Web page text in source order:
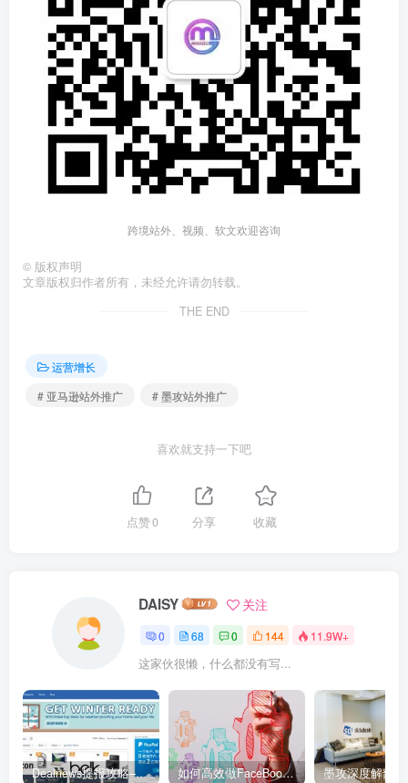
跨境站外、视频、软文欢迎咨询
© 版权声明
文章版权归作者所有，未经允许请勿转载。
THE END
运营增长
# 亚马逊站外推广
# 墨攻站外推广
喜欢就支持一下吧
点赞0 分享 收藏
DAISY 关注
0 68 0 144 11.9W+
这家伙很懒，什么都没有写...
Dealnews提报攻略–美国Top2专业折扣网站 如何高效做FaceBook群组促销推广